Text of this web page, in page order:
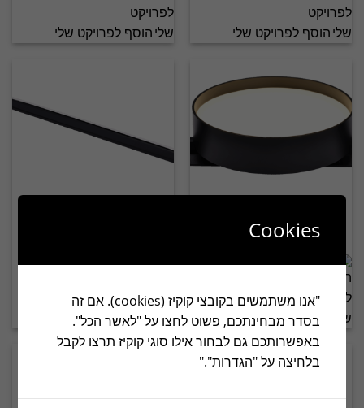
הוסף לפרויקט שלי הוסף לפרויקט שלי
הוסף לפרויקט שלי הוסף לפרויקט שלי
Cookies
"אנו משתמשים בקובצי קוקיז (cookies). אם זה
בסדר מבחינתכם, פשוט לחצו על "לאשר הכל".
באפשרותכם גם לבחור אילו סוגי קוקיז תרצו לקבל
בלחיצה על "הגדרות"."